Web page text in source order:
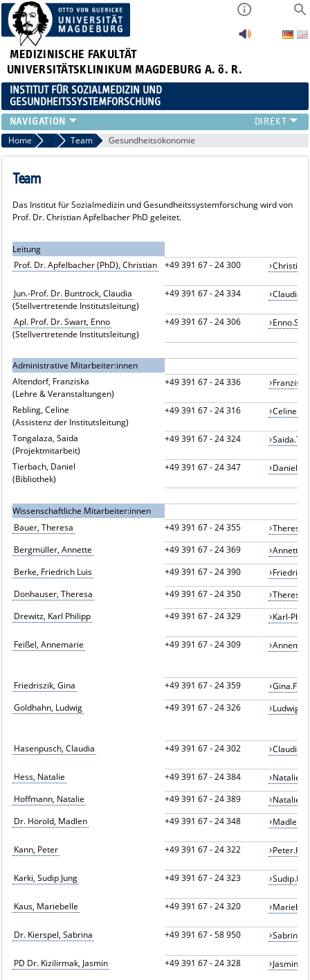
MEDIZINISCHE FAKULTÄT
UNIVERSITÄTSKLINIKUM MAGDEBURG A. ö. R.
INSTITUT FÜR SOZIALMEDIZIN UND
GESUNDHEITSSYSTEMFORSCHUNG
LEHRE
UNSER INSTITUT
TEAM
PUBLIKATIONEN
STELLENANGEBOTE
QUALIFIKATIONSARBEITEN
Home Unser Institut
Team Gesundheitsökonomie
Team
Das Institut für Sozialmedizin und Gesundheitssystemforschung wird von
Prof. Dr. Christian Apfelbacher PhD geleitet.
Leitung
Prof. Dr. Apfelbacher (PhD), Christian
+49 391 67 - 24 300
Jun.-Prof. Dr. Buntrock, Claudia
(Stellvertretende Institutsleitung)
+49 391 67 - 24 334
Apl. Prof. Dr. Swart, Enno
(Stellvertretende Institutsleitung)
+49 391 67 - 24 306
Administrative Mitarbeiter:innen
Altendorf, Franziska
(Lehre & Veranstaltungen)
+49 391 67 - 24 336
Rebling, Celine
(Assistenz der Institutsleitung)
+49 391 67 - 24 316
Tongalaza, Saida
(Projektmitarbeit)
+49 391 67 - 24 324
Tierbach, Daniel
(Bibliothek)
+49 391 67 - 24 347
Wissenschaftliche Mitarbeiter:innen
Bauer, Theresa
+49 391 67 - 24 355
Bergmüller, Annette
+49 391 67 - 24 369
Berke, Friedrich Luis
+49 391 67 - 24 390
Donhauser, Theresa
+49 391 67 - 24 350
Drewitz, Karl Philipp
+49 391 67 - 24 329 Karl-
Feißel, Annemarie +49 391 67 - 24 309
Friedriszik, Gina +49 391 67 - 24 359
Goldhahn, Ludwig
+49 391 67 - 24 326
Hasenpusch, Claudia +49 391 67 - 24 302
Hess, Natalie +49 391 67 - 24 384
Hoffmann, Natalie
+49 391 67 - 24 389
Dr. Hörold, Madlen
+49 391 67 - 24 348
Kann, Peter +49 391 67 - 24 322
Karki, Sudip Jung +49 391 67 - 24 323
Kaus, Mariebelle +49 391 67 - 24 320
Dr. Kierspel, Sabrina +49 391 67 - 58 950
PD Dr. Kizilirmak, Jasmin +49 391 67 - 24 328